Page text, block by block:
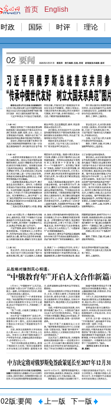
首页 English
时政 国际 时评 理论
02版:要闻 上一版 下一版